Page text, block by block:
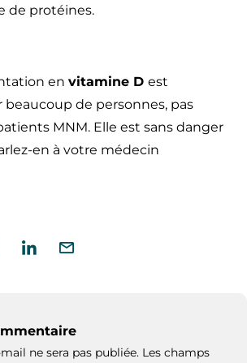
de protéines.
en vitamine D est
beaucoup de personnes, pas
MNM. Elle est sans danger
en à votre médecin
ne sera pas publiée. Les champs